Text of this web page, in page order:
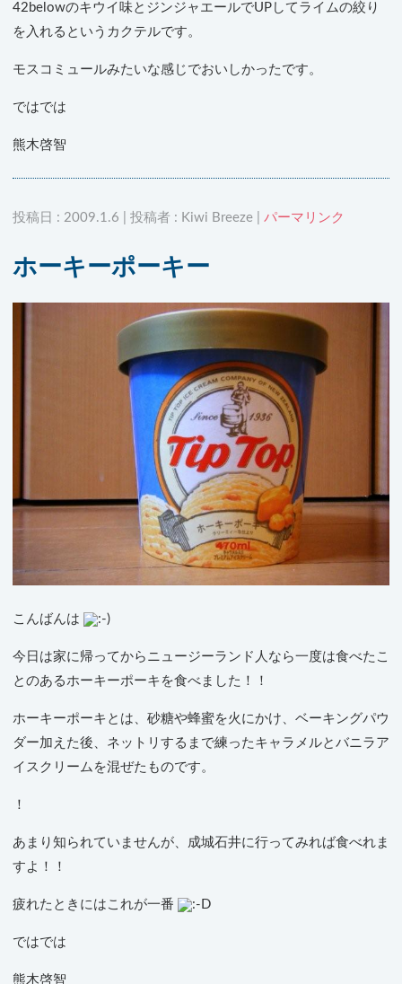
42belowのキウイ味とジンジャエールでUPしてライムの絞り
を入れるというカクテルです。
モスコミュールみたいな感じでおいしかったです。
ではでは
熊木啓智
投稿日 : 2009.1.6 | 投稿者 : Kiwi Breeze | パーマリンク
ホーキーポーキー
こんばんは
今日は家に帰ってからニュージーランド人なら一度は食べたこ
とのあるホーキーポーキを食べました！！
ホーキーポーキとは、砂糖や蜂蜜を火にかけ、ベーキングパウ
ダー加えた後、ネットリするまで練ったキャラメルとバニラア
イスクリームを混ぜたものです。
！
あまり知られていませんが、成城石井に行ってみれば食べれま
すよ！！
疲れたときにはこれが一番
ではでは
熊木啓智